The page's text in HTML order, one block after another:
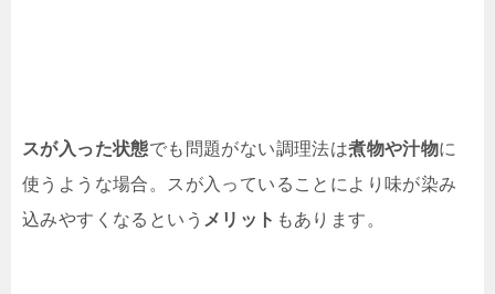
スが入った状態でも問題がない調理法は煮物や汁物に
使うような場合。スが入っていることにより味が染み
込みやすくなるという メリット もあります。